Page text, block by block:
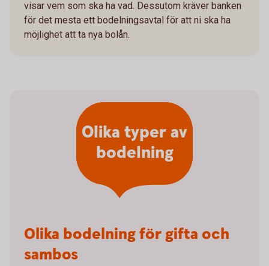
visar vem som ska ha vad. Dessutom kräver banken
för det mesta ett bodelningsavtal för att ni ska ha
möjlighet att ta nya bolån.
Olika typer av
bodelning
Olika bodelning för gifta och
sambos